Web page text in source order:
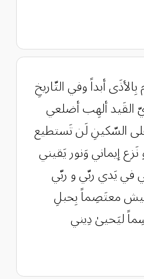
أبداً وفي التّاريخِ
القَيد ألهِب أضلعي
السّكينِ لَن تَستطيع
إيماني وَنور يَقيني
في يَدي ربّي و ربّي
معتَصِماً بِحبلِ
ليَحيىٰ دِيني